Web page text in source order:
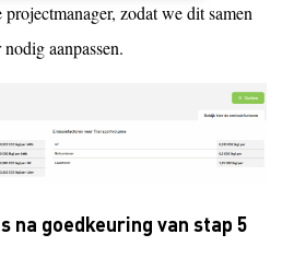
zodat we dit samen
aanpassen.
na goedkeuring van stap 5